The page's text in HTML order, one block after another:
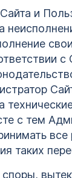
и
с тем
таких